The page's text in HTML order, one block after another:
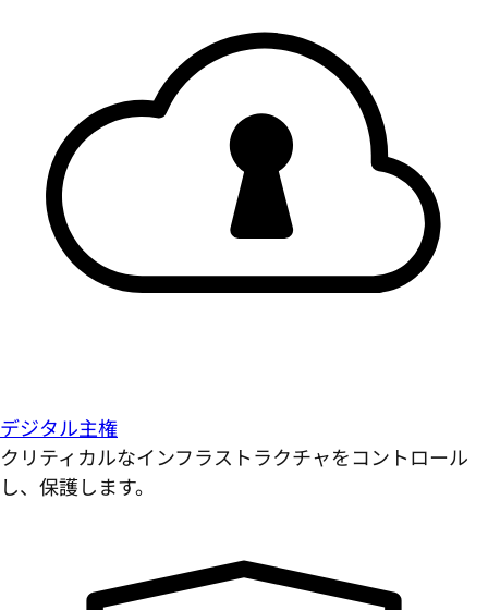
デジタル主権
クリティカルなインフラストラクチャをコントロール
し、保護します。